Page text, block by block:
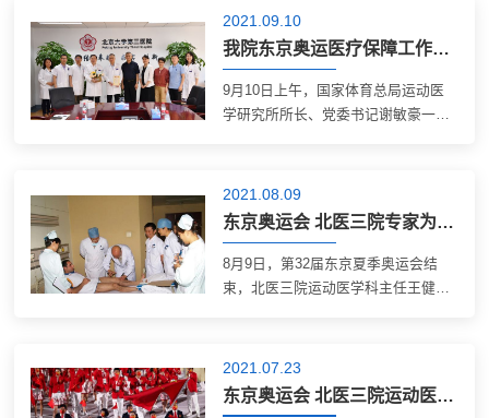
任，...
训练周和2项国内测试活动。 做好测
试赛医疗保障任务，是冬奥会保障服
务工作的...
2021.09.10
我院东京奥运医疗保障工作获表扬 将一如既往为冬奥健儿保驾护航
9月10日上午，国家体育总局运动医
学研究所所长、党委书记谢敏豪一行
作表示感谢并送上了感谢信和鲜花。
谢敏豪所长代表国家体育总局，对北
医三院积...
2021.08.09
东京奥运会 北医三院专家为奥运健儿保驾护航归来
8月9日，第32届东京夏季奥运会结
束，北医三院运动医学科主任王健全
家，他要坚守到最后，要随中国奥运
代表团服务团队一起归国。 自7月23
日至8月8日，中...
2021.07.23
东京奥运会 北医三院运动医学专家王健全随代表团出征 为中国运动健儿保驾护航